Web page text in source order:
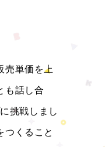
売単価を上
も話し合
挑戦しまし
つくること